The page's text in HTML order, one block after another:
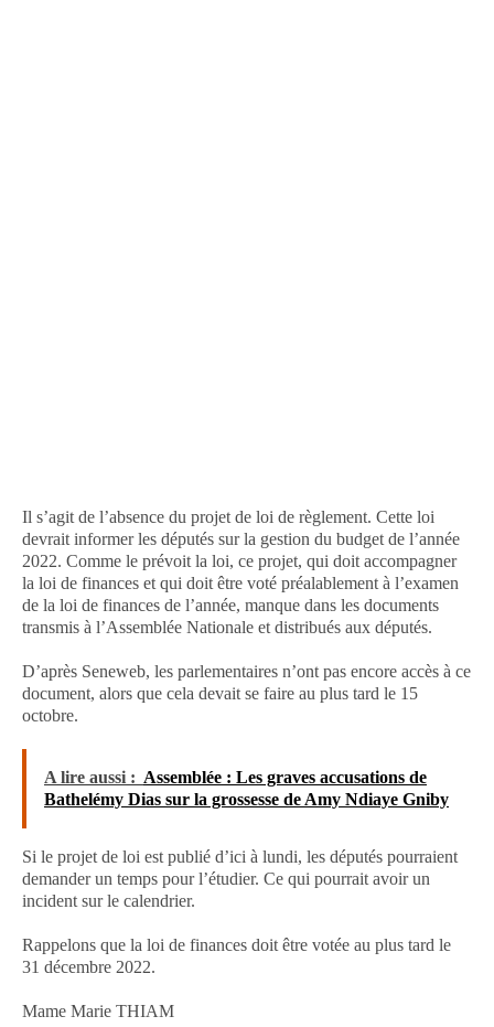
Il s’agit de l’absence du projet de loi de règlement. Cette loi
devrait informer les députés sur la gestion du budget de l’année
2022. Comme le prévoit la loi, ce projet, qui doit accompagner
la loi de finances et qui doit être voté préalablement à l’examen
de la loi de finances de l’année, manque dans les documents
transmis à l’Assemblée Nationale et distribués aux députés.
D’après Seneweb, les parlementaires n’ont pas encore accès à ce
document, alors que cela devait se faire au plus tard le 15
octobre.
A lire aussi : Assemblée : Les graves accusations de
Bathelémy Dias sur la grossesse de Amy Ndiaye Gniby
Si le projet de loi est publié d’ici à lundi, les députés pourraient
demander un temps pour l’étudier. Ce qui pourrait avoir un
incident sur le calendrier.
Rappelons que la loi de finances doit être votée au plus tard le
31 décembre 2022.
Mame Marie THIAM